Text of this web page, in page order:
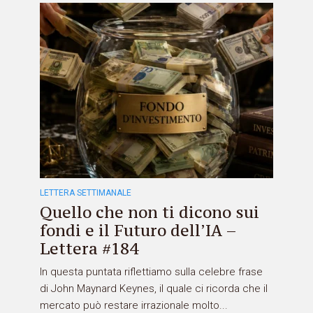
LETTERA SETTIMANALE
Quello che non ti dicono sui
fondi e il Futuro dell’IA –
Lettera #184
In questa puntata riflettiamo sulla celebre frase
di John Maynard Keynes, il quale ci ricorda che il
mercato può restare irrazionale molto...